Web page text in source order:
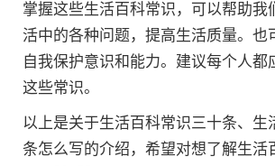
掌握这些生活百科常识，可以帮助我
活中的各种问题，提高生活质量。也
自我保护意识和能力。建议每个人都
这些常识。
以上是关于生活百科常识三十条、生
条怎么写的介绍，希望对想了解生活